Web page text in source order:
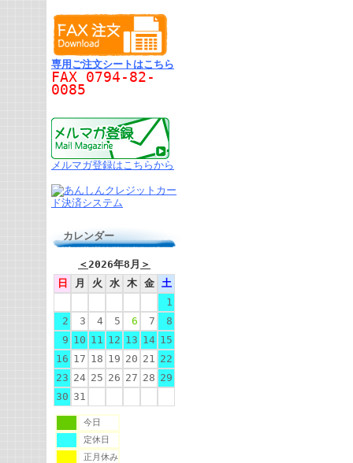
専用ご注文シートはこちら
FAX 0794-82-
0085
メルマガ登録はこちらから
カレンダー
＜ 2026年8月 ＞
日
月 火 水 木 金
土
1
2
3 4 5 6 7
8
9 10 11 12 13 14 15
16 17 18 19 20 21
22
23 24 25 26 27 28 29
30 31
今日
定休日
正月休み